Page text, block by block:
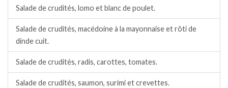
Salade de crudités, lomo et blanc de poulet.
Salade de crudités, macédoine à la mayonnaise et rôti de
dinde cuit.
Salade de crudités, radis, carottes, tomates.
Salade de crudités, saumon, surimi et crevettes.